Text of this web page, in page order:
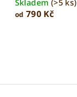
Skladem (>5 ks)
od 790 Kč